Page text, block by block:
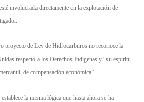
involucrada directamente en la explotación de
proyecto de Ley de Hidrocarburos no reconoce la
respecto a los Derechos Indígenas y “su espíritu
de compensación económica”.
la misma lógica que hasta ahora se ha